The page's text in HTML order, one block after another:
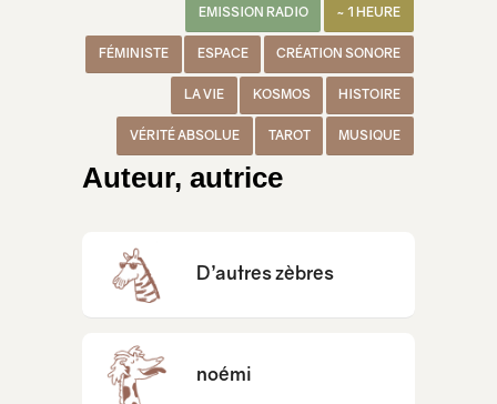
~ 1 HEURE
EMISSION RADIO
CRÉATION SONORE
ESPACE
FÉMINISTE
HISTOIRE
KOSMOS
LA VIE
MUSIQUE
TAROT
VÉRITÉ ABSOLUE
Auteur, autrice
D’autres zèbres
noémi